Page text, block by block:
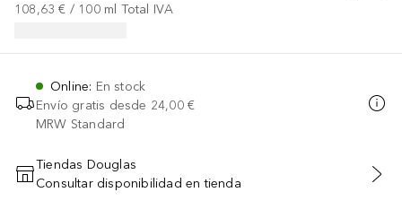
108,63 € / 100 ml Total IVA
Online: En stock
Envío gratis desde 24,00 €
MRW Standard
AÑADIR AL CARRITO
Tiendas Douglas
Consultar disponibilidad en tienda